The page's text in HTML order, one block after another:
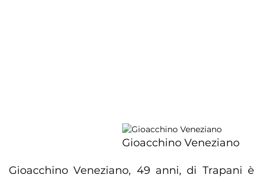
Gioacchino Veneziano
Gioacchino Veneziano, 49 anni, di Trapani è